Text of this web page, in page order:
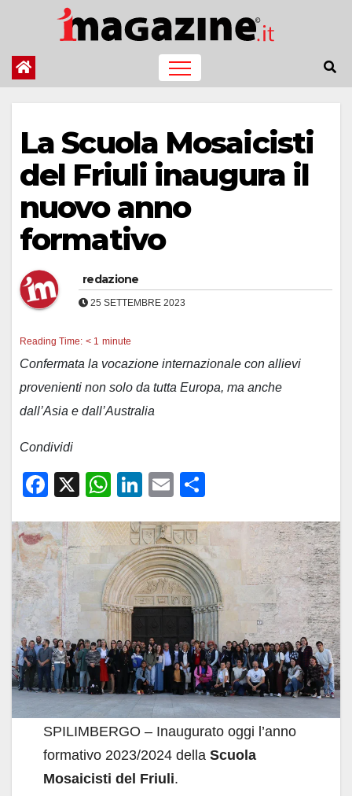
contenuto
La Scuola Mosaicisti
del Friuli inaugura il
nuovo anno
formativo
redazione
25 SETTEMBRE 2023
Reading Time: < 1 minute
Confermata la vocazione internazionale con allievi
provenienti non solo da tutta Europa, ma anche
dall’Asia e dall’Australia
Condividi
F
c
e
b
o
o
k
X
W
at
s
A
p
p
Li
k
e
dI
n
E
ail n
di
vi
di
SPILIMBERGO – Inaugurato oggi l’anno
formativo 2023/2024 della Scuola
Mosaicisti del Friuli.